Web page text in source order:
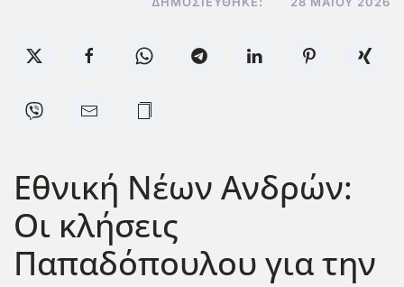
Εθνική Νέων Ανδρών:
Οι κλήσεις
Παπαδόπουλου για την